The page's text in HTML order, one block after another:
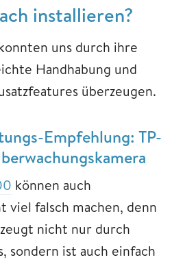
installieren?
uns durch ihre
Handhabung und
überzeugen.
Empfehlung: TP-
können auch
viel falsch machen, denn
nicht nur durch
sondern ist auch einfach